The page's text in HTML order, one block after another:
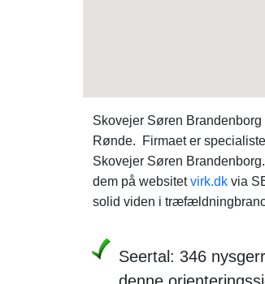
Skovejer Søren
Rønde. Firmaet er
Skovejer Søren
dem på websitetvirk.dk via
solid viden i
Seertal: 346